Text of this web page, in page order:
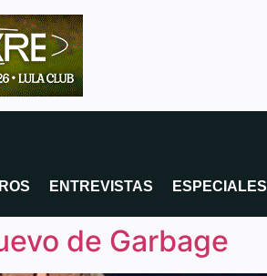
ENTREVISTAS ESPECIALES
de Garbage